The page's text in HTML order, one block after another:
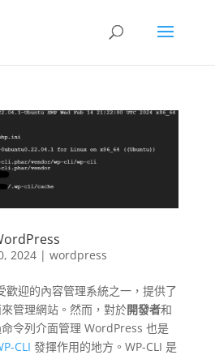
2024| wordpress
迎的內容管理系統之一，提供了
管理網站。然而，對於開發者和
令列介面管理 WordPress 也是
CLI 發揮作用的地方。WP-CLI 是